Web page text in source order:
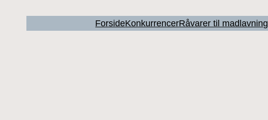
ForsideKonkurrencerRåvarer til madlavning